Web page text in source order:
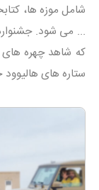
شامل موزه ها،
... می شود.
که شاهد چهره
ستاره های